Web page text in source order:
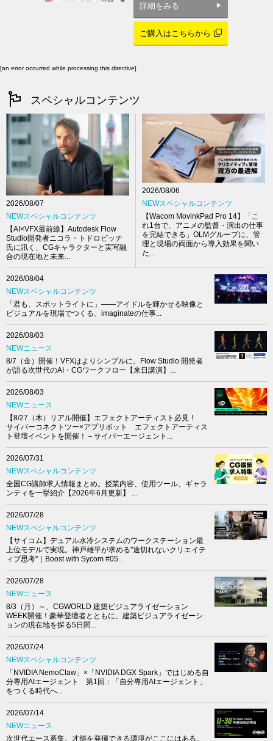
詳細をみる
ご購入はこちらから
[an error occurred while processing this directive]
スペシャルコンテンツ
2026/08/07
NEWスペシャルコンテンツ
【AI×VFX最前線】Autodesk Flow
Studio開発者ニコラ・トドロビッチ
氏に訊く、CGキャラクターと実写融
合の現在地と未来...
2026/08/06
NEWスペシャルコンテンツ
【Wacom MovinkPad Pro 14】「こ
れ1台で、アニメの監督・演出の仕事
を完結できる」OLMグループに、管
理と現場の両面から導入効果を聞い
た...
2026/08/04
NEWスペシャルコンテンツ
「君も、スポットライトに」――アイドルを輝かせる映像と
ビジュアルを現場でつくる、imaginateの仕事...
2026/08/03
NEWニュース
8/7（金）開催！VFXはよりシンプルに。Flow Studio 開発者
が語る次世代のAI・CGワークフロー【来日講演】...
2026/08/03
NEWニュース
【8/27（木）リアル開催】エフェクトアーティスト必見！
サイバーコネクトツー×アプリボット エフェクトアーティス
ト登壇イベントを開催！－サイバーエージェント...
2026/07/31
NEWスペシャルコンテンツ
全国CG講師求人情報まとめ。授業内容、使用ツール、ギャラ
ンティを一挙紹介【2026年6月更新】 ...
2026/07/28
NEWスペシャルコンテンツ
【サイコム】デュアル水冷システムのワークステーション最
上位モデルで実現。神戸雄平が求める"途切れないクリエイテ
ィブ思考"｜Boost with Sycom #05...
2026/07/28
NEWニュース
8/3（月）～、CGWORLD 建築ビジュアライゼーション
WEEK開催！豪華登壇者とともに、建築ビジュアライゼーシ
ョンの現在地を探る5日間...
2026/07/24
NEWスペシャルコンテンツ
「NVIDIA NemoClaw」×「NVIDIA DGX Spark」ではじめる自
分専用AIエージェント 第1回：「自分専用AIエージェント」
をつくる時代へ...
2026/07/14
NEWニュース
次世代エース募集。才能を発揮できる環境がここにはある。